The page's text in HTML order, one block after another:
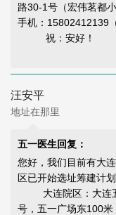
路30-1号（宏伟茗都
手机：15802412139
祝：安好！
汪安平
地址在那里
五一医生回复：
您好，我们目前有大
区已开始选址筹建计
大连院区：大连五
号，五一广场东100米